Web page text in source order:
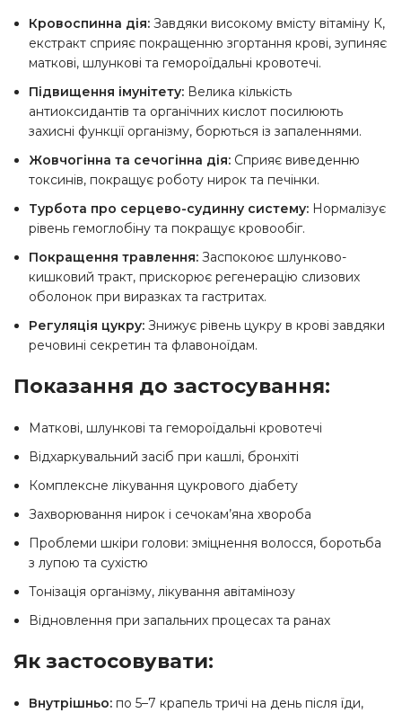
Кровоспинна дія: Завдяки високому вмісту вітаміну К,
екстракт сприяє покращенню згортання крові, зупиняє
маткові, шлункові та гемороїдальні кровотечі.
Підвищення імунітету: Велика кількість
антиоксидантів та органічних кислот посилюють
захисні функції організму, борються із запаленнями.
Жовчогінна та сечогінна дія: Сприяє виведенню
токсинів, покращує роботу нирок та печінки.
Турбота про серцево-судинну систему: Нормалізує
рівень гемоглобіну та покращує кровообіг.
Покращення травлення: Заспокоює шлунково-
кишковий тракт, прискорює регенерацію слизових
оболонок при виразках та гастритах.
Регуляція цукру: Знижує рівень цукру в крові завдяки
речовині секретин та флавоноїдам.
Показання до застосування:
Маткові, шлункові та гемороїдальні кровотечі
Відхаркувальний засіб при кашлі, бронхіті
Комплексне лікування цукрового діабету
Захворювання нирок і сечокам’яна хвороба
Проблеми шкіри голови: зміцнення волосся, боротьба
з лупою та сухістю
Тонізація організму, лікування авітамінозу
Відновлення при запальних процесах та ранах
Як застосовувати:
Внутрішньо: по 5–7 крапель тричі на день після їди,